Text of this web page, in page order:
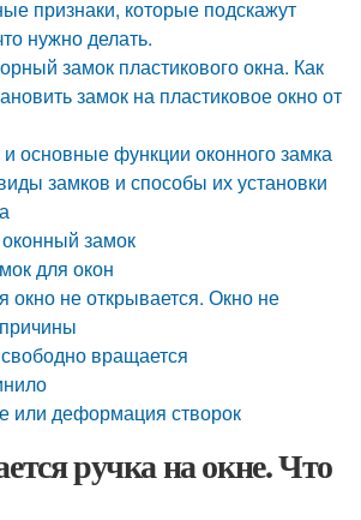
признаки, которые подскажут
нужно делать.
замок пластикового окна. Как
замок на пластиковое окно от
и основные функции оконного замка
замков и способы их установки
замок
для окон
окно не открывается. Окно не
вращается
или деформация створок
ручка на окне. Что